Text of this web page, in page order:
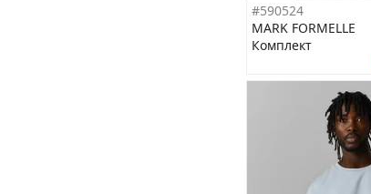
#590524
MARK FORMELLE
Комплект